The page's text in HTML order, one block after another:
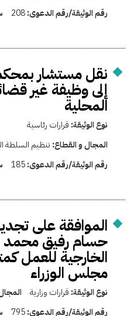
رقم الوثيقة/رقم الدعوى:208
نقل مستشار
إلى وظيفة غير
المحلية
نوع الوثيقة: قرارات رئاسية
المجال و القطاع: تنظيم السلطة
رقم الوثيقة/رقم الدعوى:185
الموافقة على
حسام رفيق محمد
الخارجية للعمل
مجلس الوزراء
نوع الوثيقة: قرارات وزارية
رقم الوثيقة/رقم الدعوى:795